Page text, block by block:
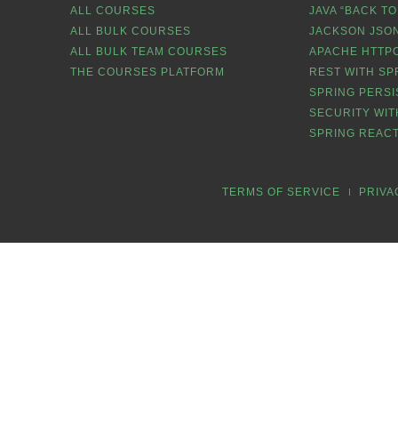
ALL COURSES
ALL BULK COURSES
ALL BULK TEAM COURSES
THE COURSES PLATFORM
JAVA “BACK
JACKSON
APACHE
REST WITH
SPRING
SECURITY
SPRING
TERMS OF SERVICE